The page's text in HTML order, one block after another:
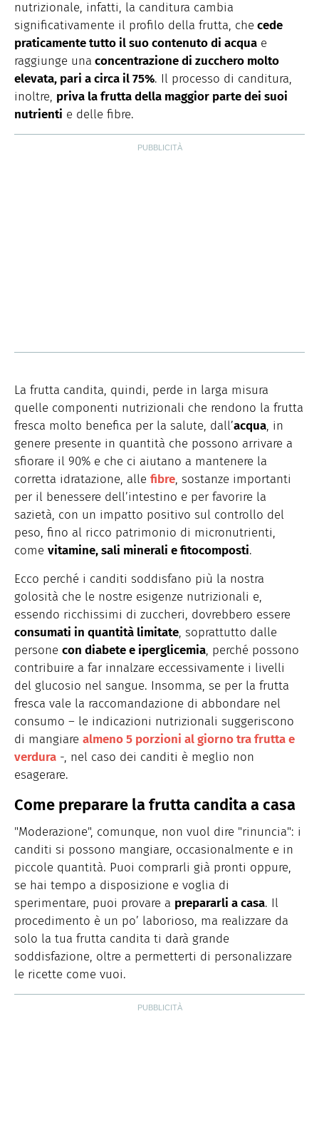
nutrizionale, infatti, la canditura cambia
significativamente il profilo della frutta, che cede
praticamente tutto il suo contenuto di acqua e
raggiunge una concentrazione di zucchero molto
elevata, pari a circa il 75%. Il processo di canditura,
inoltre, priva la frutta della maggior parte dei suoi
nutrienti e delle fibre.
La frutta candita, quindi, perde in larga misura
quelle componenti nutrizionali che rendono la frutta
fresca molto benefica per la salute, dall’acqua, in
genere presente in quantità che possono arrivare a
sfiorare il 90% e che ci aiutano a mantenere la
corretta idratazione, alle fibre, sostanze importanti
per il benessere dell’intestino e per favorire la
sazietà, con un impatto positivo sul controllo del
peso, fino al ricco patrimonio di micronutrienti,
come vitamine, sali minerali e fitocomposti.
Ecco perché i canditi soddisfano più la nostra
golosità che le nostre esigenze nutrizionali e,
essendo ricchissimi di zuccheri, dovrebbero essere
consumati in quantità limitate, soprattutto dalle
persone con diabete e iperglicemia, perché possono
contribuire a far innalzare eccessivamente i livelli
del glucosio nel sangue. Insomma, se per la frutta
fresca vale la raccomandazione di abbondare nel
consumo – le indicazioni nutrizionali suggeriscono
di mangiare almeno 5 porzioni al giorno tra frutta e
verdura -, nel caso dei canditi è meglio non
esagerare.
Come preparare la frutta candita a casa
"Moderazione", comunque, non vuol dire "rinuncia": i
canditi si possono mangiare, occasionalmente e in
piccole quantità. Puoi comprarli già pronti oppure,
se hai tempo a disposizione e voglia di
sperimentare, puoi provare a prepararli a casa. Il
procedimento è un po’ laborioso, ma realizzare da
solo la tua frutta candita ti darà grande
soddisfazione, oltre a permetterti di personalizzare
le ricette come vuoi.